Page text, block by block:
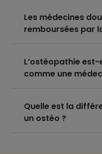
Les médecines
remboursées par
L’ostéopathie
comme une
Quelle est la
un ostéo ?